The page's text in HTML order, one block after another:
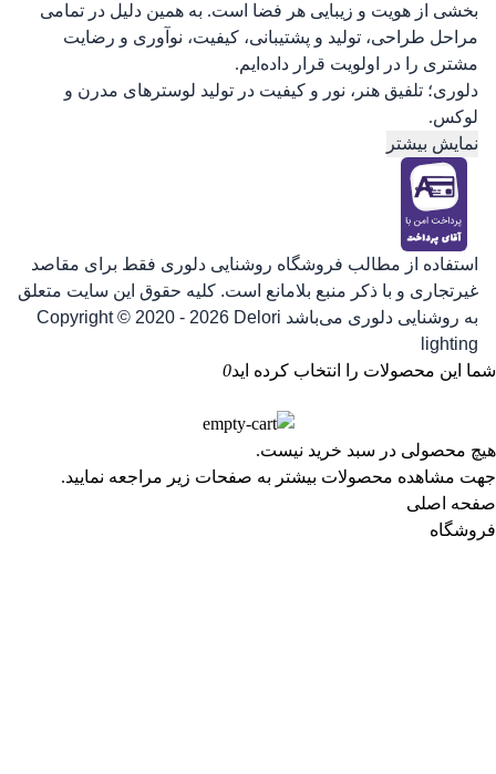
بخشی از هویت و زیبایی هر فضا است. به همین دلیل در تمامی
مراحل طراحی، تولید و پشتیبانی، کیفیت، نوآوری و رضایت
مشتری را در اولویت قرار داده‌ایم.
دلوری؛ تلفیق هنر، نور و کیفیت در تولید لوسترهای مدرن و
لوکس.
نمایش بیشتر
استفاده از مطالب فروشگاه روشنایی دلوری فقط برای مقاصد
غیرتجاری و با ذکر منبع بلامانع است. کلیه حقوق این سایت متعلق
به روشنایی دلوری می‌باشد Copyright © 2020 - 2026 Delori
lighting
شما این محصولات را انتخاب کرده اید0
هیچ محصولی در سبد خرید نیست.
جهت مشاهده محصولات بیشتر به صفحات زیر مراجعه نمایید.
صفحه اصلی
فروشگاه